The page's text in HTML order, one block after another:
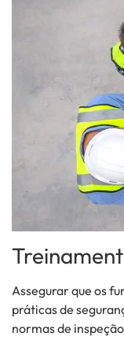
Assegurar que os
práticas de
normas de